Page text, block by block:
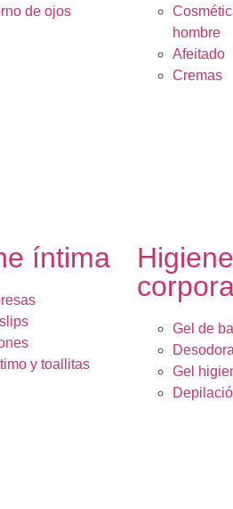
de ojos
hombre
Afeitado
Cremas
íntima
y toallitas
Higiene
Gel de
Gel